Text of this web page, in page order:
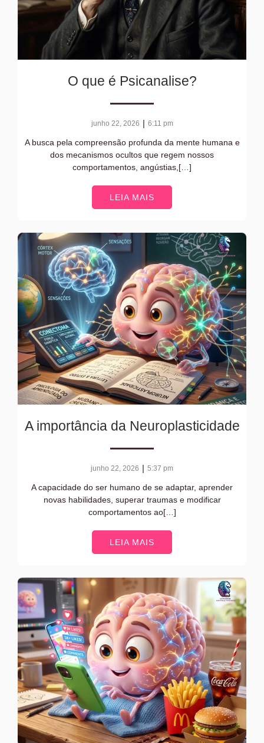
O que é Psicanalise?
junho 22, 2026 | 6:11 pm
A busca pela compreensão profunda da mente humana e
dos mecanismos ocultos que regem nossos
comportamentos, angústias,[…]
LEIA MAIS
A importância da Neuroplasticidade
junho 22, 2026 | 5:37 pm
A capacidade do ser humano de se adaptar, aprender
novas habilidades, superar traumas e modificar
comportamentos ao[…]
LEIA MAIS